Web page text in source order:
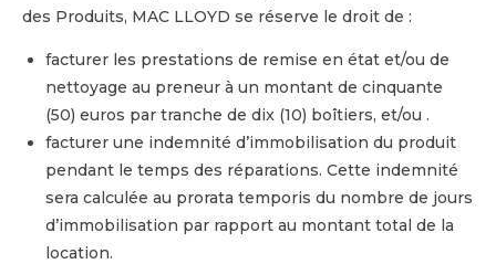
des Produits, MAC LLOYD se réserve le droit de :
facturer les prestations de remise en état et/ou de
nettoyage au preneur à un montant de cinquante
(50) euros par tranche de dix (10) boîtiers, et/ou .
facturer une indemnité d’immobilisation du produit
pendant le temps des réparations. Cette indemnité
sera calculée au prorata temporis du nombre de jours
d’immobilisation par rapport au montant total de la
location.